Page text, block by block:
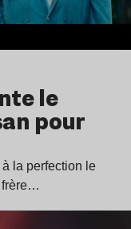
le
pour
la perfection le
frère…